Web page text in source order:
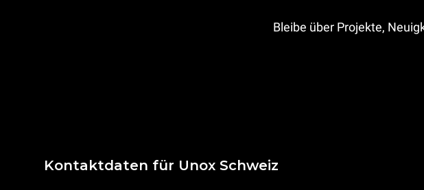
Bleibe über Projekte,
Kontaktdaten für Unox Schweiz